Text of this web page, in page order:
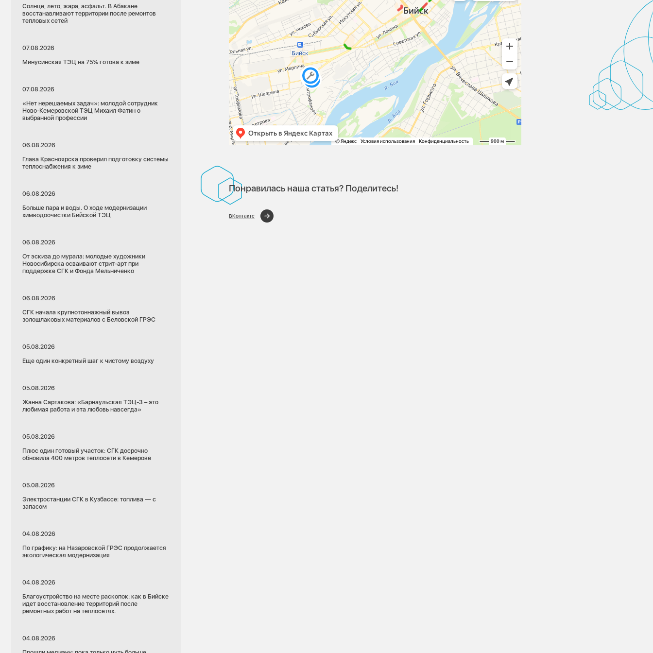
Солнце, лето, жара, асфальт. В Абакане
восстанавливают территории после ремонтов
тепловых сетей
07.08.2026
Минусинская ТЭЦ на 75% готова к зиме
07.08.2026
«Нет нерешаемых задач»: молодой сотрудник
Ново-Кемеровской ТЭЦ Михаил Фатин о
выбранной профессии
06.08.2026
Глава Красноярска проверил подготовку системы
теплоснабжения к зиме
06.08.2026
Больше пара и воды. О ходе модернизации
химводоочистки Бийской ТЭЦ
06.08.2026
От эскиза до мурала: молодые художники
Новосибирска осваивают стрит-арт при
поддержке СГК и Фонда Мельниченко
06.08.2026
СГК начала крупнотоннажный вывоз
золошлаковых материалов с Беловской ГРЭС
05.08.2026
Еще один конкретный шаг к чистому воздуху
05.08.2026
Жанна Сартакова: «Барнаульская ТЭЦ-3 – это
любимая работа и эта любовь навсегда»
05.08.2026
Плюс один готовый участок: СГК досрочно
обновила 400 метров теплосети в Кемерове
05.08.2026
Электростанции СГК в Кузбассе: топлива — с
запасом
04.08.2026
По графику: на Назаровской ГРЭС продолжается
экологическая модернизация
04.08.2026
Благоустройство на месте раскопок: как в Бийске
идет восстановление территорий после
ремонтных работ на теплосетях.
04.08.2026
Понравилась наша статья? Поделитесь!
ВКонтакте